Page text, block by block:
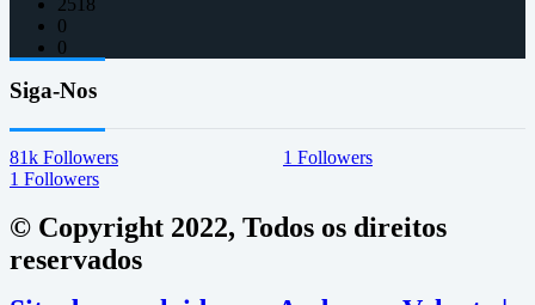
2518
0
0
Siga-Nos
81k Followers 1 Followers
1 Followers
© Copyright 2022, Todos os direitos
reservados